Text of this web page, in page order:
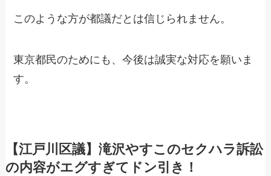
このような方が都議だとは信じられません。
東京都民のためにも、今後は誠実な対応を願いま
す。
【江戸川区議】滝沢やすこのセクハラ訴訟
の内容がエグすぎてドン引き！